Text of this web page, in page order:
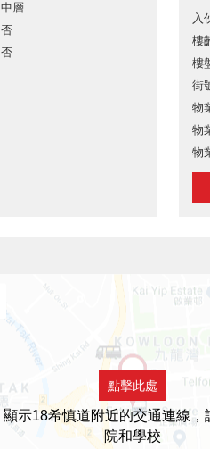
中層
否
否
入
樓
樓
街
物
物
物
點擊此處
顯示18希慎道附近的交通連線，
院和學校